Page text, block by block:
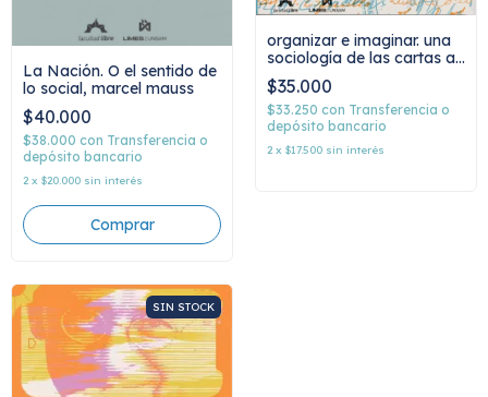
La Nación. O el sentido de
lo social, marcel mauss
$40.000
$38.000 con Transferencia o
depósito bancario
2 x $20.000 sin interés
organizar e imaginar. una
sociología de las cartas a
Perón, adriano peirone
$35.000
$33.250 con Transferencia o
depósito bancario
2 x $17.500 sin interés
SIN STOCK